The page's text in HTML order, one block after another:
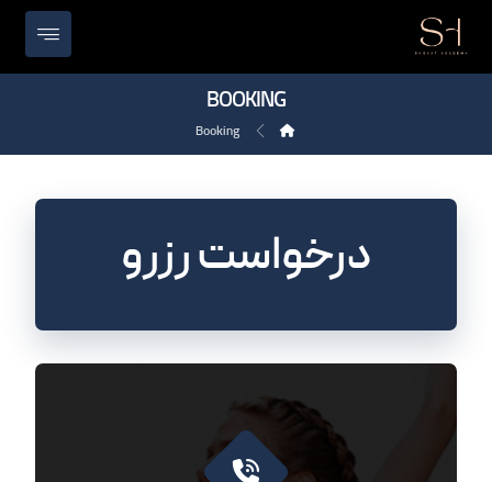
BOOKING
Booking
درخواست رزرو